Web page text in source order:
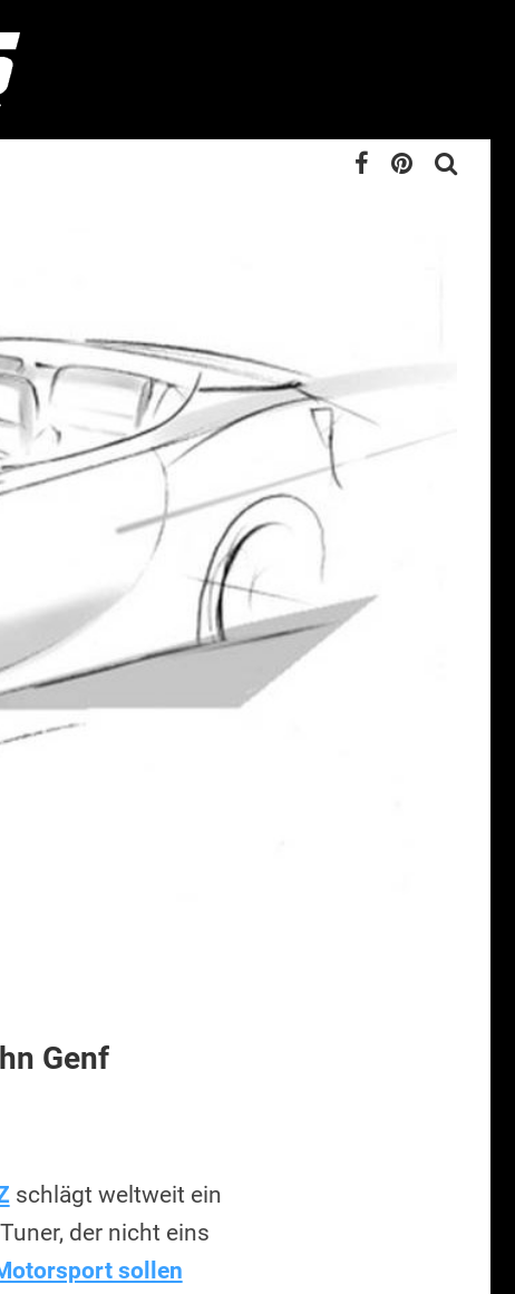
Genf
schlägt weltweit ein
der nicht eins
sollen